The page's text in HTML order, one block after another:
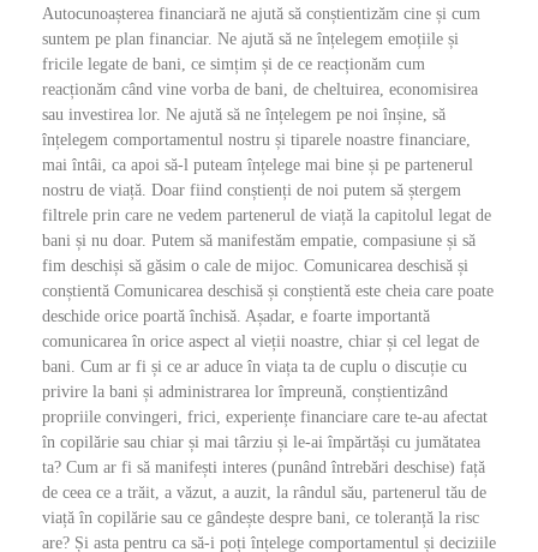
Autocunoașterea financiară ne ajută să conștientizăm cine și cum
suntem pe plan financiar. Ne ajută să ne înțelegem emoțiile și
fricile legate de bani, ce simțim și de ce reacționăm cum
reacționăm când vine vorba de bani, de cheltuirea, economisirea
sau investirea lor. Ne ajută să ne înțelegem pe noi înșine, să
înțelegem comportamentul nostru și tiparele noastre financiare,
mai întâi, ca apoi să-l puteam înțelege mai bine și pe partenerul
nostru de viață. Doar fiind conștienți de noi putem să ștergem
filtrele prin care ne vedem partenerul de viață la capitolul legat de
bani și nu doar. Putem să manifestăm empatie, compasiune și să
fim deschiși să găsim o cale de mijoc. Comunicarea deschisă și
conștientă Comunicarea deschisă și conștientă este cheia care poate
deschide orice poartă închisă. Așadar, e foarte importantă
comunicarea în orice aspect al vieții noastre, chiar și cel legat de
bani. Cum ar fi și ce ar aduce în viața ta de cuplu o discuție cu
privire la bani și administrarea lor împreună, conștientizând
propriile convingeri, frici, experiențe financiare care te-au afectat
în copilărie sau chiar și mai târziu și le-ai împărtăși cu jumătatea
ta? Cum ar fi să manifești interes (punând întrebări deschise) față
de ceea ce a trăit, a văzut, a auzit, la rândul său, partenerul tău de
viață în copilărie sau ce gândește despre bani, ce toleranță la risc
are? Și asta pentru ca să-i poți înțelege comportamentul și deciziile